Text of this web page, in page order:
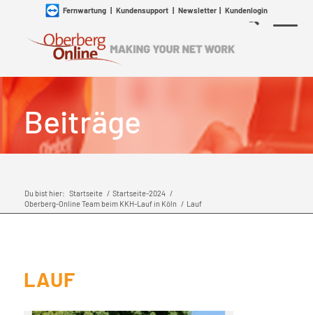
Fernwartung| Kundensupport| Newsletter| Kundenlogin
Beiträge
Du bist hier: Startseite / Startseite-2024 /
Oberberg-Online Team beim KKH-Lauf in Köln / Lauf
LAUF